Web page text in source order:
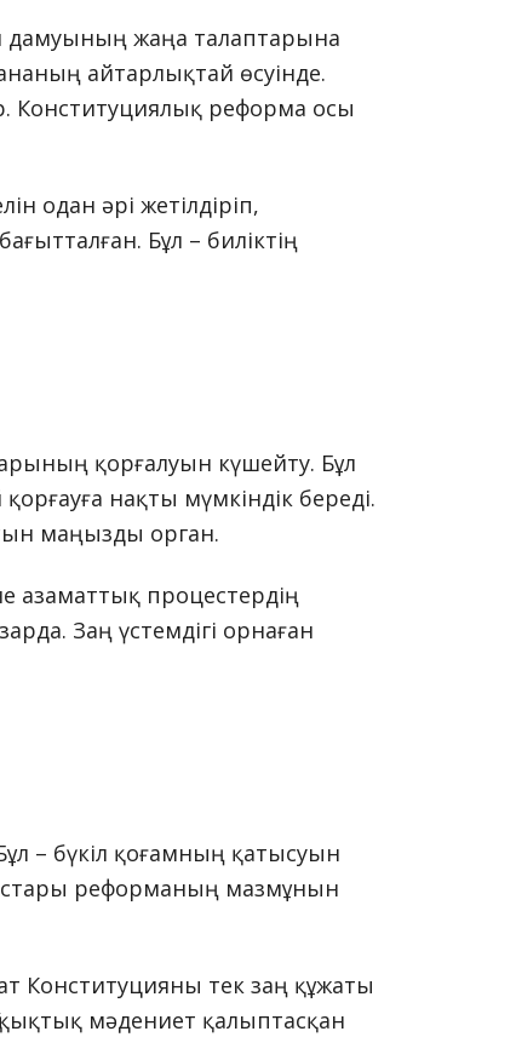
дамуының жаңа талаптарына
айтарлықтай өсуінде.
Конституциялық реформа осы
одан әрі жетілдіріп,
Бұл – биліктің
қорғалуын күшейту. Бұл
нақты мүмкіндік береді.
маңызды орган.
азаматтық процестердің
Заң үстемдігі орнаған
– бүкіл қоғамның қатысуын
реформаның мазмұнын
Конституцияны тек заң құжаты
мәдениет қалыптасқан